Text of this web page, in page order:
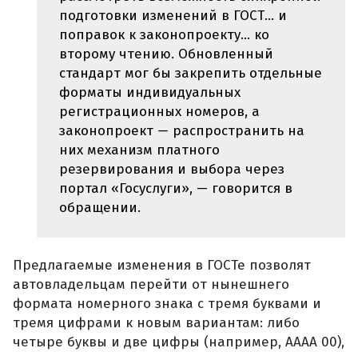
подготовки изменений в ГОСТ… и
поправок к законопроекту… ко
второму чтению. Обновленный
стандарт мог бы закрепить отдельные
форматы индивидуальных
регистрационных номеров, а
законопроект — распространить на
них механизм платного
резервирования и выбора через
портал «Госуслуги», — говорится в
обращении.
Предлагаемые изменения в ГОСТе позволят
автовладельцам перейти от нынешнего
формата номерного знака с тремя буквами и
тремя цифрами к новым вариантам: либо
четыре буквы и две цифры (например, АААА 00),